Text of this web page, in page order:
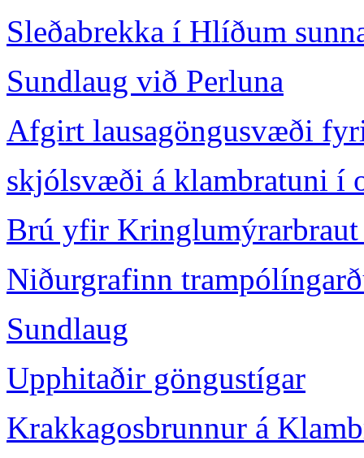
Sleðabrekka í Hlíðum
Sundlaug við Perluna
Afgirt lausagöngusvæði
skjólsvæði á klambratuni í
Brú yfir Kringlumýrarbraut
Niðurgrafinn
Sundlaug
Upphitaðir göngustígar
Krakkagosbrunnur á